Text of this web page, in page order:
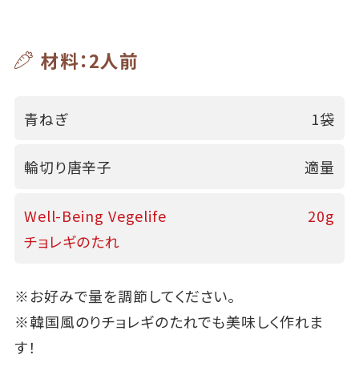
材料：2人前
青ねぎ 1袋
輪切り唐辛子 適量
Well-Being Vegelife
チョレギのたれ
20g
※お好みで量を調節してください。
※韓国風のりチョレギのたれでも美味しく作れま
す！